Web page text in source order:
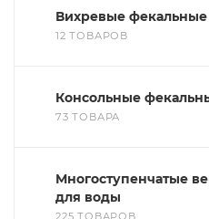
Вихревые фекальные
12 ТОВАРОВ
Консольные
73 ТОВАРА
Многоступенчатые
для воды
225 ТОВАРОВ